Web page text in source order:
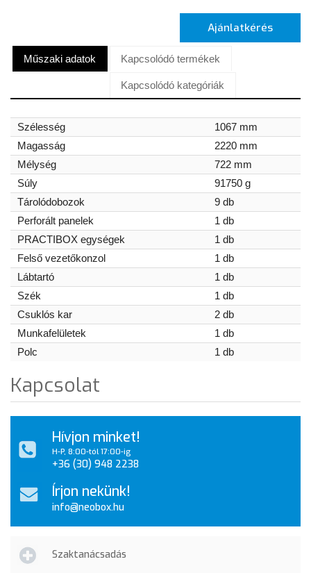
Ajánlatkérés
Műszaki adatok Kapcsolódó termékek
Kapcsolódó kategóriák
Szélesség
1067 mm
Magasság
2220 mm
Mélység
722 mm
Súly
91750 g
Tárolódobozok
9 db
Perforált panelek
1 db
PRACTIBOX egységek
1 db
Felső vezetőkonzol
1 db
Lábtartó
1 db
Szék
1 db
Csuklós kar
2 db
Munkafelületek
1 db
Polc
1 db
Kapcsolat
Hívjon minket!
H-P, 8:00-tól 17:00-ig
+36 (30) 948 2238
Írjon nekünk!
info@neobox.hu
Szaktanácsadás